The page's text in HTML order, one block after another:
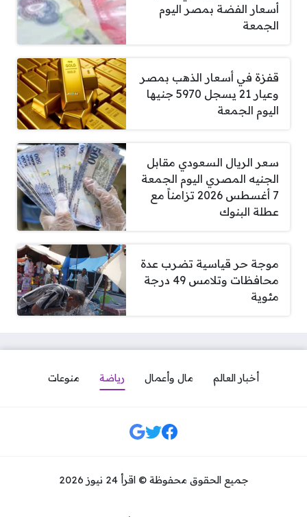
أسعار الفضة بمصر اليوم
الجمعة
قفزة في أسعار الذهب بمصر
وعيار 21 يسجل 5970 جنيها
اليوم الجمعة
سعر الريال السعودي مقابل
الجنيه المصري اليوم الجمعة
7 أغسطس 2026 تزامناً مع
عطلة البنوك
موجة حر قياسية تضرب عدة
محافظات وتلامس 49 درجة
مئوية
أخبار العالم مال وأعمال رياضة منوعات
مواقع التواصل
جميع الحقوق محفوظة © اقرأ 24 نيوز 2026